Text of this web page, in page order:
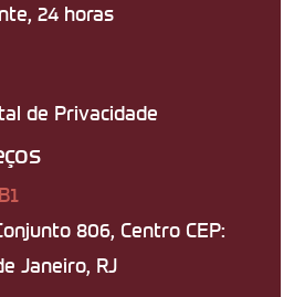
24 horas
de Privacidade
806, Centro CEP:
Janeiro, RJ